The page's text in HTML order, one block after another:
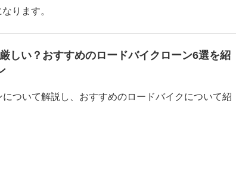
ります。
しい？おすすめのロードバイクローン6選を紹
ついて解説し、おすすめのロードバイクについて紹